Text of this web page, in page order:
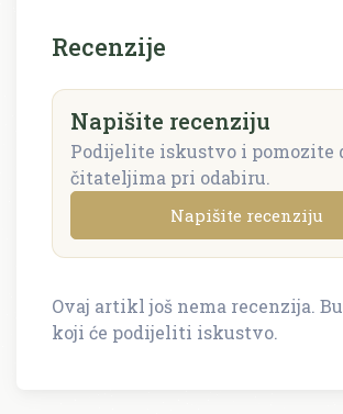
Recenzije
Napišite recenziju
Podijelite iskustvo i pomozite
čitateljima pri odabiru.
Napišite recenziju
Napišite recenziju
Ovaj artikl još nema recenzija.
koji će podijeliti iskustvo.